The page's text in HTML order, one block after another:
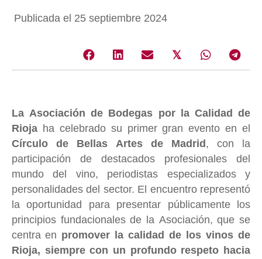
Publicada el 25 septiembre 2024
𝕏
La Asociación de Bodegas por la Calidad de
Rioja ha celebrado su primer gran evento en el
Círculo de Bellas Artes de Madrid , con la
participación de destacados profesionales del
mundo del vino, periodistas especializados y
personalidades del sector. El encuentro representó
la oportunidad para presentar públicamente los
principios fundacionales de la Asociación, que se
centra en promover la calidad de los vinos de
Rioja, siempre con un profundo respeto hacia